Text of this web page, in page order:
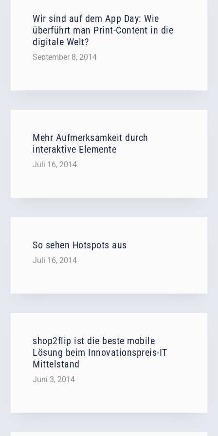
Wir sind auf dem App Day: Wie
überführt man Print-Content in die
digitale Welt?
September 8, 2014
Mehr Aufmerksamkeit durch
interaktive Elemente
Juli 16, 2014
So sehen Hotspots aus
Juli 16, 2014
shop2flip ist die beste mobile
Lösung beim Innovationspreis-IT
Mittelstand
Juni 3, 2014